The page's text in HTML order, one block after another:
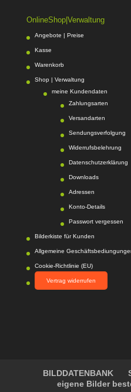
OnlineShop|Verwaltung
Angebote | Preise
Kasse
Warenkorb
Shop | Verwaltung
meine Kundendaten
Zahlungsarten
Versandarten
Sendungsverfolgung
Widerrufsbelehrung
Datenschutzerklärung
Downloads
Adressen
Konto-Details
Passwort vergessen
Bilderkiste für Kunden
Allgemeine
Cookie-Richtlinie (EU)
Vertrag widerrufen
BILDDATENBANK
eigene Bilder